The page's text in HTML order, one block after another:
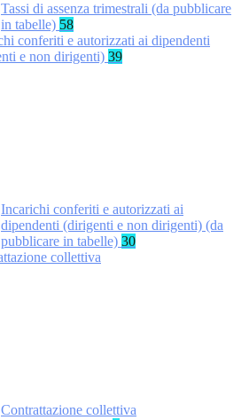
Tassi di assenza trimestrali (da pubblicare
in tabelle) 58
conferiti e autorizzati ai dipendenti
e non dirigenti) 39
Incarichi conferiti e autorizzati ai
dipendenti (dirigenti e non dirigenti) (da
pubblicare in tabelle) 30
collettiva
Contrattazione collettiva